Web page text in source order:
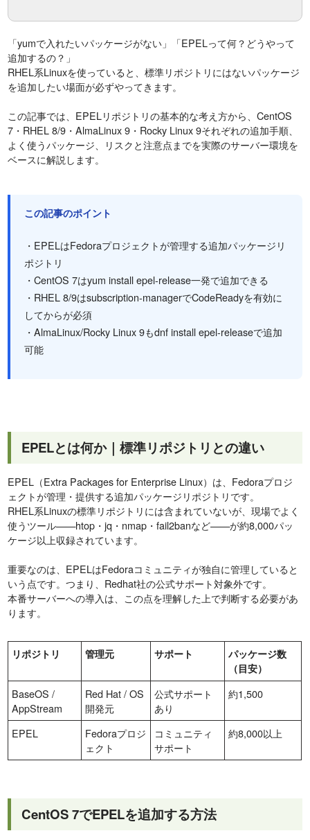
「yumで入れたいパッケージがない」「EPELって何？どうやって
追加するの？」
RHEL系Linuxを使っていると、標準リポジトリにはないパッケージ
を追加したい場面が必ずやってきます。
この記事では、EPELリポジトリの基本的な考え方から、CentOS
7・RHEL 8/9・AlmaLinux 9・Rocky Linux 9それぞれの追加手順、
よく使うパッケージ、リスクと注意点までを実際のサーバー環境を
ベースに解説します。
この記事のポイント
・EPELはFedoraプロジェクトが管理する追加パッケージリ
ポジトリ
・CentOS 7はyum install epel-release一発で追加できる
・RHEL 8/9はsubscription-managerでCodeReadyを有効に
してからが必須
・AlmaLinux/Rocky Linux 9もdnf install epel-releaseで追加
可能
EPELとは何か｜標準リポジトリとの違い
EPEL（Extra Packages for Enterprise Linux）は、Fedoraプロジ
ェクトが管理・提供する追加パッケージリポジトリです。
RHEL系Linuxの標準リポジトリには含まれていないが、現場でよく
使うツール——htop・jq・nmap・fail2banなど——が約8,000パッ
ケージ以上収録されています。
重要なのは、EPELはFedoraコミュニティが独自に管理していると
いう点です。つまり、Redhat社の公式サポート対象外です。
本番サーバーへの導入は、この点を理解した上で判断する必要があ
ります。
リポジトリ 管理元 サポート
パッケージ数
（目安）
BaseOS /
AppStream
Red Hat / OS
開発元
公式サポート
あり
約1,500
EPEL
Fedoraプロジ
ェクト
コミュニティ
サポート
約8,000以上
CentOS 7でEPELを追加する方法